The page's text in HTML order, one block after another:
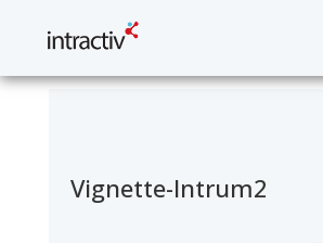
Vignette-Intrum2